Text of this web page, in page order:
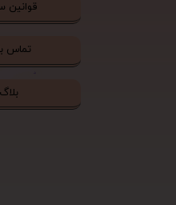
قوانین
تماس
بلاگ